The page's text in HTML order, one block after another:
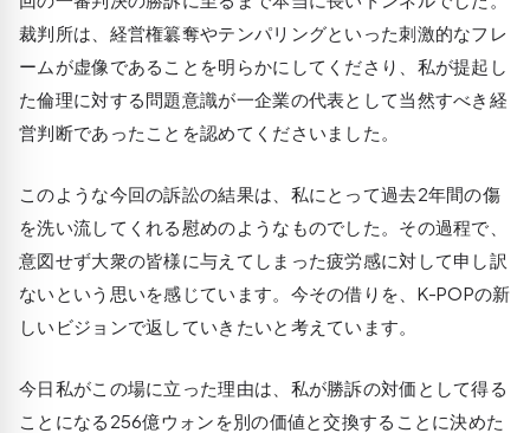
裁判所は、経営権簒奪やテンパリングといった刺激的なフレ
ームが虚像であることを明らかにしてくださり、私が提起し
た倫理に対する問題意識が一企業の代表として当然すべき経
営判断であったことを認めてくださいました。
このような今回の訴訟の結果は、私にとって過去2年間の傷
を洗い流してくれる慰めのようなものでした。その過程で、
意図せず大衆の皆様に与えてしまった疲労感に対して申し訳
ないという思いを感じています。今その借りを、K-POPの新
しいビジョンで返していきたいと考えています。
今日私がこの場に立った理由は、私が勝訴の対価として得る
ことになる256億ウォンを別の価値と交換することに決めた